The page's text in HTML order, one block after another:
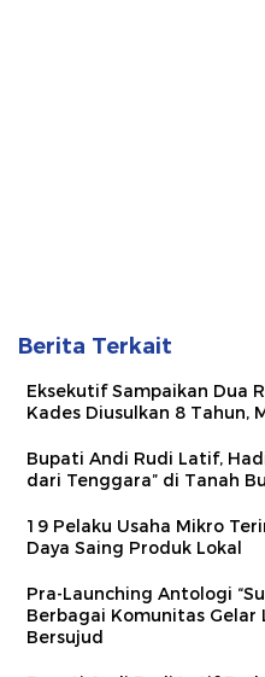
Berita Terkait
Eksekutif Sampaikan Dua
Kades Diusulkan 8 Tahun,
Bupati Andi Rudi Latif,
dari Tenggara” di Tanah
19 Pelaku Usaha Mikro
Daya Saing Produk Lokal
Pra-Launching Antologi
Berbagai Komunitas Gelar
Bersujud